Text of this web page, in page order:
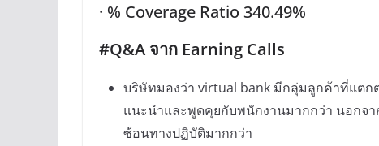
· % Coverage Ratio 340.49%
#Q&A จาก Earning Calls
บริษัทมองว่า virtual bank มีกลุ่มลูกค้าที่แตก
แนะนำและพูดคุยกับพนักงานมากกว่า นอกจ
ซ้อนทางปฏิบัติมากกว่า